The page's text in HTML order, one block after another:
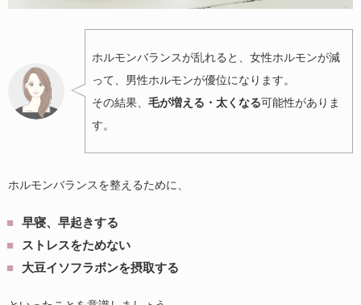
ホルモンバランスが乱れると、女性ホルモンが減
って、男性ホルモンが優位になります。
その結果、 毛が増える・太くなる可能性がありま
す。
ホルモンバランスを整えるために、
早寝、早起きする
ストレスをためない
大豆イソフラボンを摂取する